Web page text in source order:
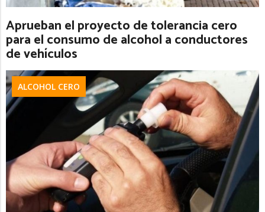
Aprueban el proyecto de tolerancia cero
para el consumo de alcohol a conductores
de vehículos
ALCOHOL CERO